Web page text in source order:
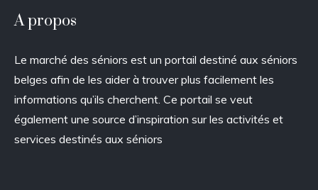
A propos
Le marché des séniors est un portail destiné aux séniors
belges afin de les aider à trouver plus facilement les
informations qu’ils cherchent. Ce portail se veut
également une source d’inspiration sur les activités et
services destinés aux séniors